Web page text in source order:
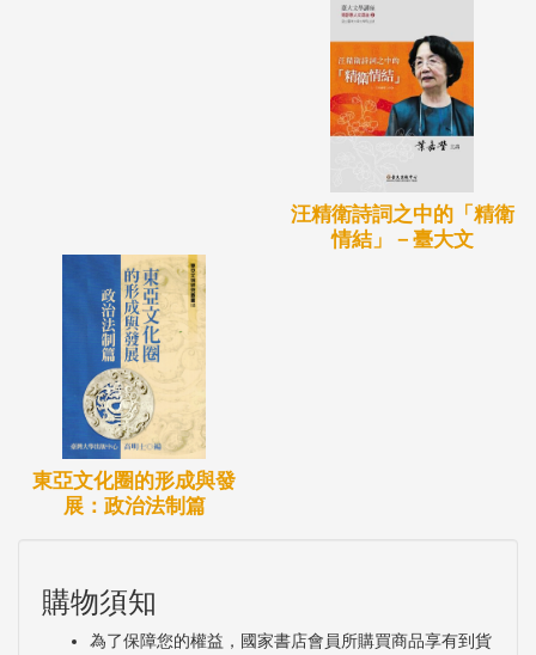
汪精衛詩詞之中的「精衛
情結」－臺大文
東亞文化圈的形成與發
展：政治法制篇
購物須知
為了保障您的權益，國家書店會員所購買商品享有到貨